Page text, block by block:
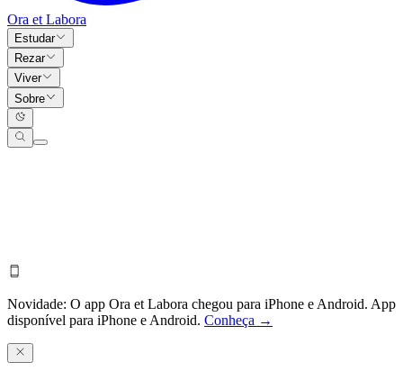
Ora et Labora
Estudar
Rezar
Viver
Sobre
Novidade: O app Ora et Labora chegou para iPhone e Android. App
disponível para iPhone e Android. Conheça →